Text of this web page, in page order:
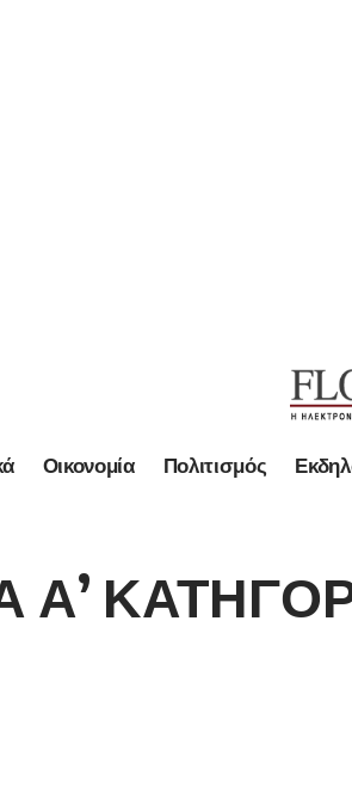
Οικονομία Πολιτισμός